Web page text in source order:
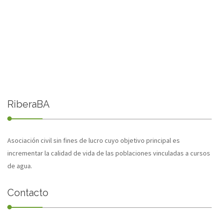
RiberaBA
Asociación civil sin fines de lucro cuyo objetivo principal es
incrementar la calidad de vida de las poblaciones vinculadas a cursos
de agua.
Contacto